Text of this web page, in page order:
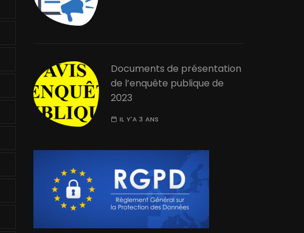
Documents de présentation
de l’enquête publique de
2023
IL Y'A 3 ANS